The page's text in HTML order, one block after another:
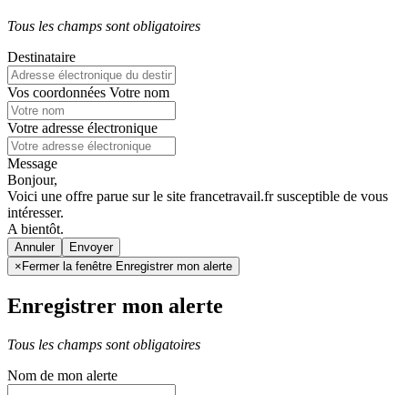
Tous les champs sont obligatoires
Destinataire
Vos coordonnées Votre nom
Votre adresse électronique
Message
Bonjour,
Voici une offre parue sur le site francetravail.fr susceptible de vous
intéresser.
A bientôt.
Annuler
× Fermer la fenêtre Enregistrer mon alerte
Enregistrer mon alerte
Tous les champs sont obligatoires
Nom de mon alerte